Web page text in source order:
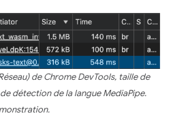
de Chrome DevTools, taille de
détection de la langue MediaPipe.